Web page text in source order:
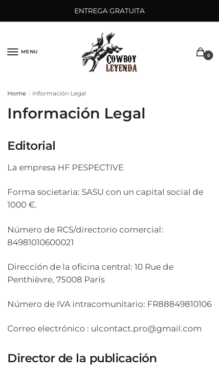
ENTREGA GRATUITA
MENU
0
Home / Información Legal
Información Legal
Editorial
La empresa HF PESPECTIVE
Forma societaria: SASU con un capital social de
1000 €.
Número de RCS/directorio comercial:
84981010600021
Dirección de la oficina central: 10 Rue de
Penthièvre, 75008 París
Número de IVA intracomunitario: FR88849810106
Correo electrónico : ulcontact.pro@gmail.com
Director de la publicación